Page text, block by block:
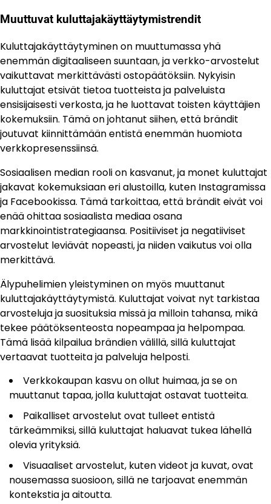
Muuttuvat kuluttajakäyttäytymistrendit
Kuluttajakäyttäytyminen on muuttumassa yhä
enemmän digitaaliseen suuntaan, ja verkko-arvostelut
vaikuttavat merkittävästi ostopäätöksiin. Nykyisin
kuluttajat etsivät tietoa tuotteista ja palveluista
ensisijaisesti verkosta, ja he luottavat toisten käyttäjien
kokemuksiin. Tämä on johtanut siihen, että brändit
joutuvat kiinnittämään entistä enemmän huomiota
verkkopresenssiinsä.
Sosiaalisen median rooli on kasvanut, ja monet kuluttajat
jakavat kokemuksiaan eri alustoilla, kuten Instagramissa
ja Facebookissa. Tämä tarkoittaa, että brändit eivät voi
enää ohittaa sosiaalista mediaa osana
markkinointistrategiaansa. Positiiviset ja negatiiviset
arvostelut leviävät nopeasti, ja niiden vaikutus voi olla
merkittävä.
Älypuhelimien yleistyminen on myös muuttanut
kuluttajakäyttäytymistä. Kuluttajat voivat nyt tarkistaa
arvosteluja ja suosituksia missä ja milloin tahansa, mikä
tekee päätöksenteosta nopeampaa ja helpompaa.
Tämä lisää kilpailua brändien välillä, sillä kuluttajat
vertaavat tuotteita ja palveluja helposti.
Verkkokaupan kasvu on ollut huimaa, ja se on
muuttanut tapaa, jolla kuluttajat ostavat tuotteita.
Paikalliset arvostelut ovat tulleet entistä
tärkeämmiksi, sillä kuluttajat haluavat tukea lähellä
olevia yrityksiä.
Visuaaliset arvostelut, kuten videot ja kuvat, ovat
nousemassa suosioon, sillä ne tarjoavat enemmän
kontekstia ja aitoutta.